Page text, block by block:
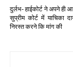
दुर्लभ- हाईकोर्ट ने अपने
सुप्रीम कोर्ट में याचिका
निरस्त करने कि मांग की